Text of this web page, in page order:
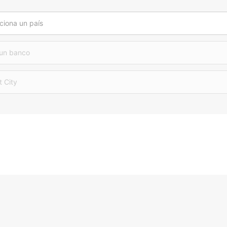
un país
banco
City